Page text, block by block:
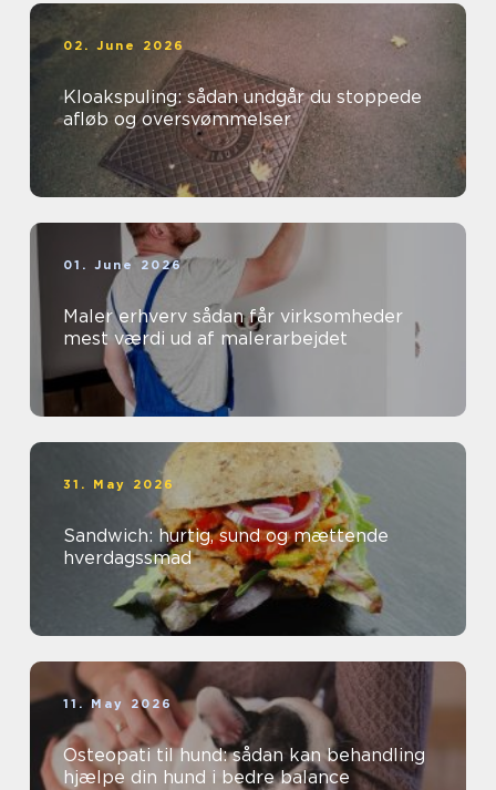
02. June 2026
Kloakspuling: sådan undgår du stoppede
afløb og oversvømmelser
01. June 2026
Maler erhverv sådan får virksomheder
mest værdi ud af malerarbejdet
31. May 2026
Sandwich: hurtig, sund og mættende
hverdagssmad
11. May 2026
Osteopati til hund: sådan kan behandling
hjælpe din hund i bedre balance